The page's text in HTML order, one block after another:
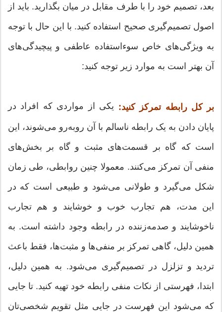
بعد، تصمیم خود را با طرف مقابل در میان بگذارید. باید از
اصول تصمیم‌گیری صحیح استفاده کنید. با این حال با توجه
به ویژگی‌های خاص سوءاستفاده عاطفی و پیچیدگی‌های
آن بهتر است به موارد زیر توجه کنید:
بر کل رابطه تمرکز کنید: یکی از مواردی که افراد در
پایان دادن به یک رابطه ناسالم با آن روبه‌رو می‌شوند، این
است که گاه بر قسمت‌های مثبت و گاه بر بخش‌های
منفی آن تمرکز می‌کنند. معمولا چنین روابطی، طی زمان
شکل می‌گیرد و طولانی می‌شود و طبیعی است که در
این مدت، هم تجارب خوب و خوشایند و هم تجارب
ناخوشایند و صدمه‌زننده در رابطه وجود داشته است. به
همین دلیل، گاهی تمرکز بر منفی‌ها و مثبت‌ها، فقط باعث
تردید و تزلزل در تصمیم‌گیری می‌شود. به همین دلیل،
ابتدا، فهرستی از نکات منفی رابطه خود تهیه کنید. تا جایی
که می‌شود این فهرست در جایی مثل تقویم شخصی‌تان